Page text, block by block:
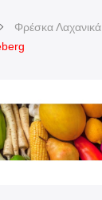
Φρέσκα Λαχανικά